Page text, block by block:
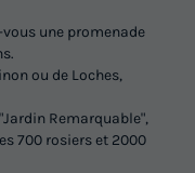
une promenade
ou de Loches,
Remarquable",
700 rosiers et 2000